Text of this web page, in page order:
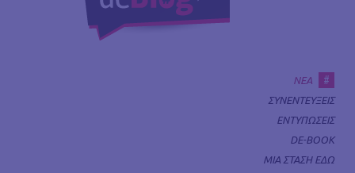
ΝΕΑ #
ΣΥΝΕΝΤΕΥΞΕΙΣ
ΕΝΤΥΠΩΣΕΙΣ
DE-BOOK
ΜΙΑ ΣΤΑΣΗ ΕΔΩ